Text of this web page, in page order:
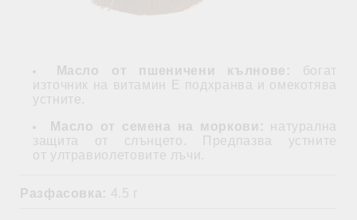
Масло от пшеничени кълнове: богат
източник на витамин Е подхранва и омекотява
устните.
Масло от семена на моркови:
натурална
защита от слънцето. Предпазва устните
от ултравиолетовите лъчи.
Разфасовка: 4.5 г